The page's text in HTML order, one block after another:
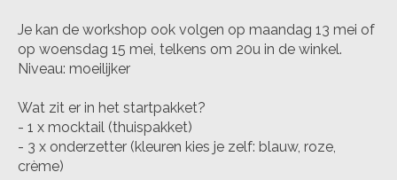
Je kan de workshop ook volgen op maandag 13 mei of
op woensdag 15 mei, telkens om 20u in de winkel.
Niveau: moeilijker
Wat zit er in het startpakket?
- 1 x mocktail (thuispakket)
- 3 x onderzetter (kleuren kies je zelf: blauw, roze,
crème)